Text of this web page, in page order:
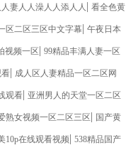
人妻人人澡人人添人人 | 看全色黄
区二区三区中文字幕| 午夜日本
视频一区| 99精品丰满人妻一区
看| 成人区人妻精品一区二区网
观看| 亚洲男人的天堂一区二区
熟女视频一区二区三区| 国产黄
10p在线观看视频| 538精品国产